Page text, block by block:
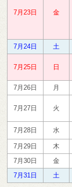
7月23日 金
7月24日 土
7月25日 日
7月26日 月
7月27日 火
7月28日 水
7月29日
木
7月30日
金
7月31日
土